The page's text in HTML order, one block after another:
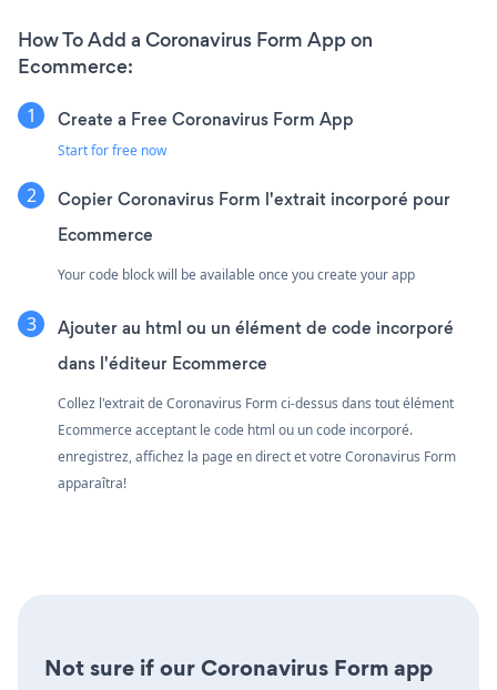
How To Add a Coronavirus Form App on
Ecommerce:
Create a Free Coronavirus Form App
Start for free now
Copier Coronavirus Form l'extrait incorporé pour
Ecommerce
Your code block will be available once you create your app
Ajouter au html ou un élément de code incorporé
dans l'éditeur Ecommerce
Collez l'extrait de Coronavirus Form ci-dessus dans tout élément
Ecommerce acceptant le code html ou un code incorporé.
enregistrez, affichez la page en direct et votre Coronavirus Form
apparaîtra!
Not sure if our Coronavirus Form app